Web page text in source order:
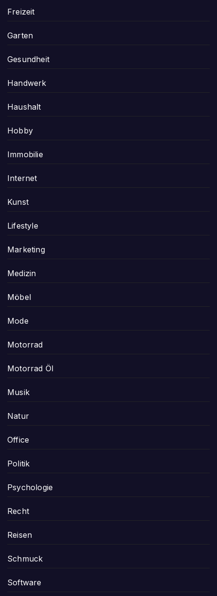
Freizeit
Garten
Gesundheit
Handwerk
Haushalt
Hobby
Immobilie
Internet
Kunst
Lifestyle
Marketing
Medizin
Möbel
Mode
Motorrad
Motorrad Öl
Musik
Natur
Office
Politik
Psychologie
Recht
Reisen
Schmuck
Software